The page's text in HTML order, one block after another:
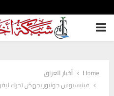
PRIMARY
Home
أخبار العراق
فينيسيوس جونيور يجهض تحرك